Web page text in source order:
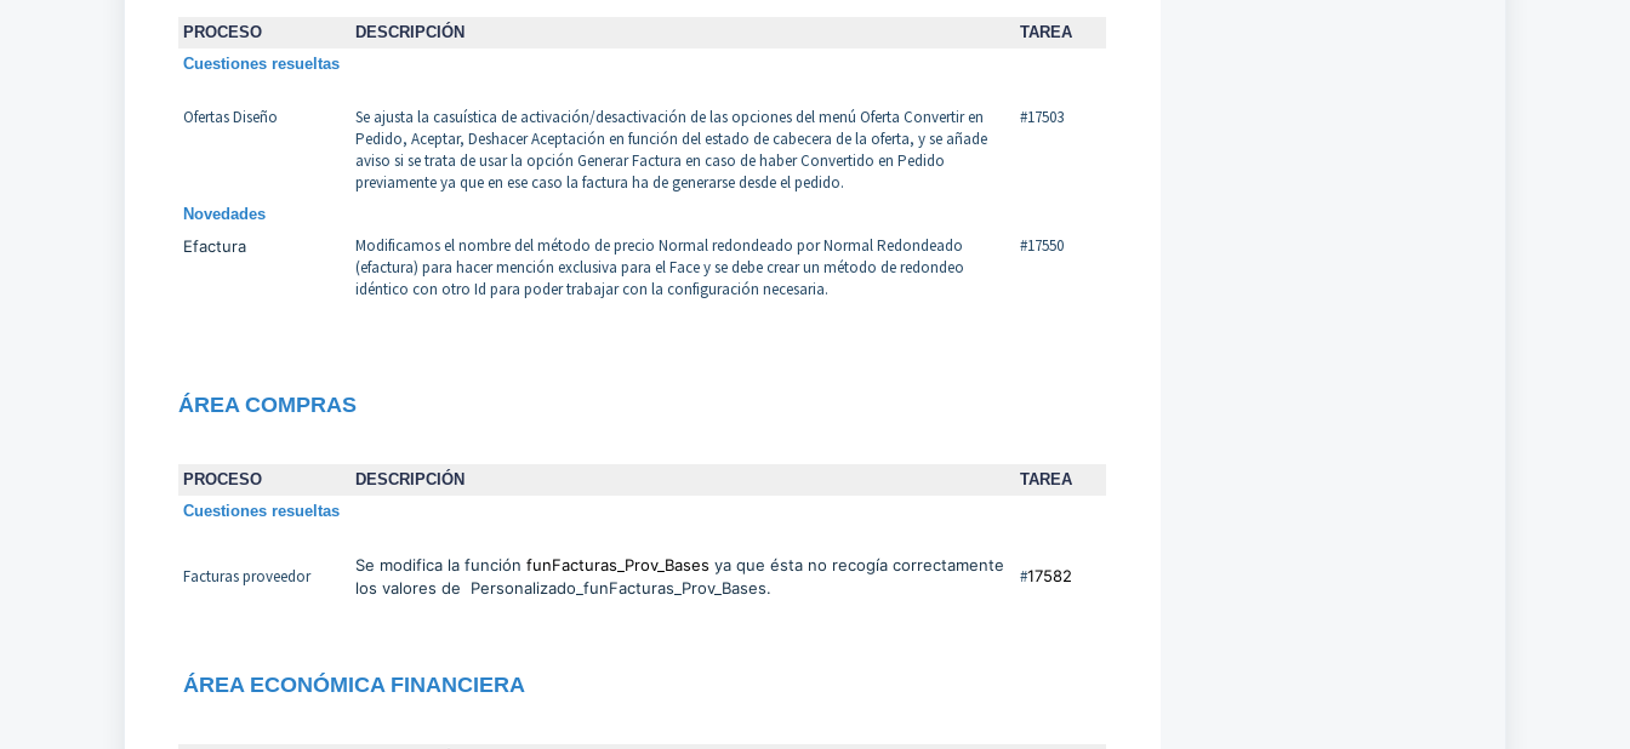
PROCESO DESCRIPCIÓN
TAREA
Cuestiones resueltas
Ofertas Diseño
Se ajusta la casuística de activación/desactivación de las opciones del menú Oferta Convertir en
Pedido, Aceptar, Deshacer Aceptación en función del estado de cabecera de la oferta, y se añade
aviso si se trata de usar la opción Generar Factura en caso de haber Convertido en Pedido
previamente ya que en ese caso la factura ha de generarse desde el pedido.
#17503
Novedades
Efactura
Modificamos el nombre del método de precio Normal redondeado por Normal Redondeado
(efactura) para hacer mención exclusiva para el Face y se debe crear un método de redondeo
idéntico con otro Id para poder trabajar con la configuración necesaria.
#17550
ÁREA COMPRAS
PROCESO DESCRIPCIÓN
TAREA
Cuestiones resueltas
Facturas proveedor
Se modifica la función funFacturas_Prov_Bases ya que ésta no recogía correctamente
los valores de Personalizado_funFacturas_Prov_Bases.
#17582
ÁREA ECONÓMICA FINANCIERA